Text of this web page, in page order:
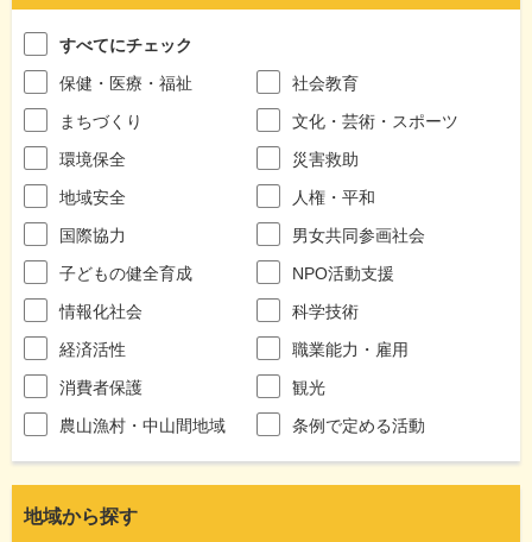
すべてにチェック
保健・医療・福祉
社会教育
まちづくり
文化・芸術・スポーツ
環境保全
災害救助
地域安全
人権・平和
国際協力
男女共同参画社会
子どもの健全育成
NPO活動支援
情報化社会
科学技術
経済活性
職業能力・雇用
消費者保護
観光
農山漁村・中山間地域
条例で定める活動
地域から探す